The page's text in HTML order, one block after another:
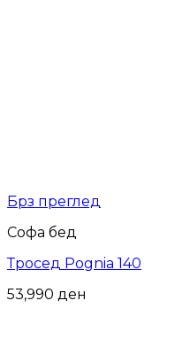
Брз преглед
Софа бед
Тросед Pognia 140
53,990 ден